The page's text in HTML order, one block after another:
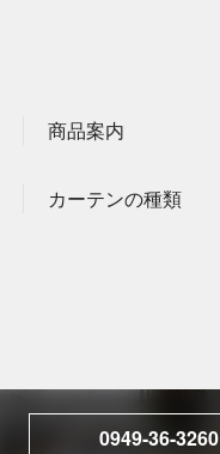
商品案内
カーテンの種類
0949-36-3260